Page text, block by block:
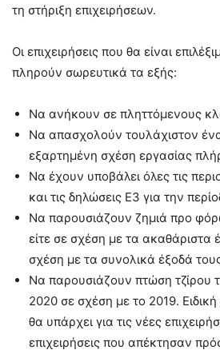
τη στήριξη επιχειρήσεων.
Οι επιχειρήσεις που θα είναι
πληρούν σωρευτικά τα εξής:
Να ανήκουν σε πληττόμενους
Να απασχολούν τουλάχιστον
εξαρτημένη σχέση εργασίας
Να έχουν υποβάλει όλες τις
και τις δηλώσεις Ε3 για την
Να παρουσιάζουν ζημιά προ
είτε σε σχέση με τα ακαθάριστα
σχέση με τα συνολικά έξοδά
Να παρουσιάζουν πτώση τζίρου
2020 σε σχέση με το 2019.
θα υπάρχει για τις νέες
επιχειρήσεις που απέκτησαν